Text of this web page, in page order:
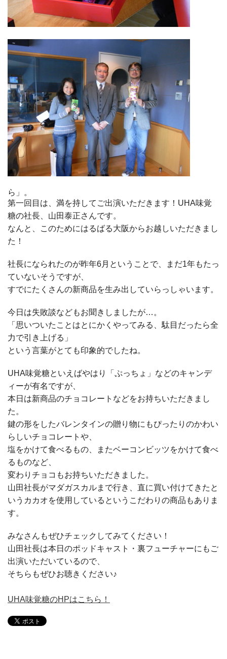
ら」。
第一回目は、満を持してご出演いただきます！UHA味覚
糖の社長、山田泰正さんです。
なんと、このためにはるばる大阪からお越しいただきまし
た！
社長になられたのが昨年6月ということで、まだ1年もたっ
ていないそうですが、
すでにたくさんの新商品を生み出していらっしゃいます。
今日は失敗談などもお聞きしましたが…。
「思いついたことはとにかくやってみる、駄目だったら全
力で引き上げる」
という言葉がとても印象的でしたね。
UHA味覚糖といえばやはり「ぷっちょ」などのキャンデ
ィーが有名ですが、
本日は新商品のチョコレートなどをお持ちいただきまし
た。
鍵の形をしたバレンタインの贈り物にもぴったりのかわい
らしいチョコレートや、
塩をかけて食べるもの、またベーコンビッツをかけて食べ
るものなど、
変わりチョコもお持ちいただきました。
山田社長がマダガスカルまで行き、直に買い付けてきたと
いうカカオを使用しているというこだわりの商品もありま
す。
みなさんもぜひチェックしてみてください！
山田社長は本日のポッドキャスト・裏フューチャーにもご
出演いただいているので、
そちらもぜひお聴きください♪
UHA味覚糖のHPはこちら！